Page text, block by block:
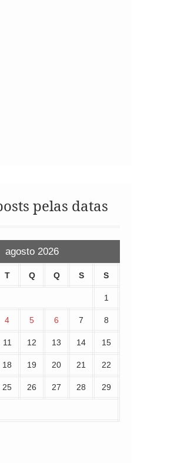
pelas datas
agosto 2026
T Q Q S S
1
4 5 6 7 8
11 12 13 14 15
18 19 20 21 22
25 26 27 28 29